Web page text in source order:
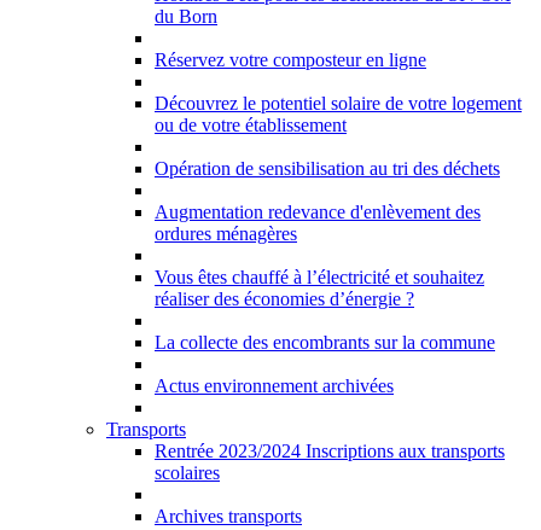
du Born
Réservez votre composteur en ligne
Découvrez le potentiel solaire de votre logement
ou de votre établissement
Opération de sensibilisation au tri des déchets
Augmentation redevance d'enlèvement des
ordures ménagères
Vous êtes chauffé à l’électricité et souhaitez
réaliser des économies d’énergie ?
La collecte des encombrants sur la commune
Actus environnement archivées
Transports
Rentrée 2023/2024 Inscriptions aux transports
scolaires
Archives transports